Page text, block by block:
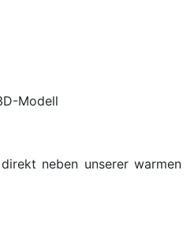
Modell
neben unserer warmen